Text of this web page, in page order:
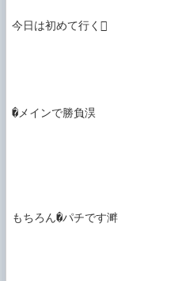
今日は初めて行く
�メインで勝負淏
もちろん�パチです溿